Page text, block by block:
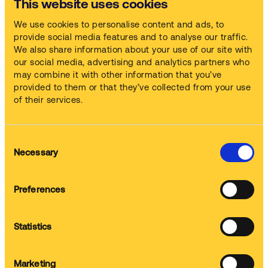
This website uses cookies
We use cookies to personalise content and ads, to
provide social media features and to analyse our traffic.
We also share information about your use of our site with
our social media, advertising and analytics partners who
may combine it with other information that you’ve
provided to them or that they’ve collected from your use
of their services.
Necessary
Preferences
Statistics
Marketing
Nous fournissons et mettons en service la machine
Chimie
Nous fournissons la solution chimique
Nous nettoyons la machine et changeons la solution chimique